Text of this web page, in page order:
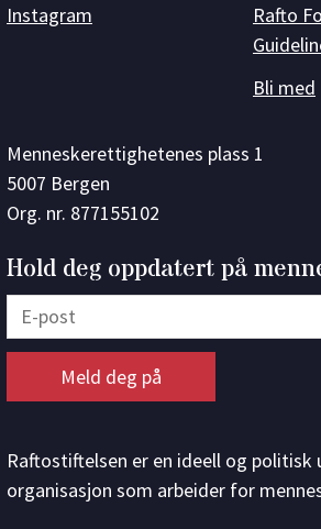
Instagram
Rafto
Bli med
Menneskerettighetenes plass 1
5007 Bergen
Org. nr. 877155102
Hold deg oppdatert på
Raftostiftelsen er en ideell og politisk
organisasjon som arbeider for